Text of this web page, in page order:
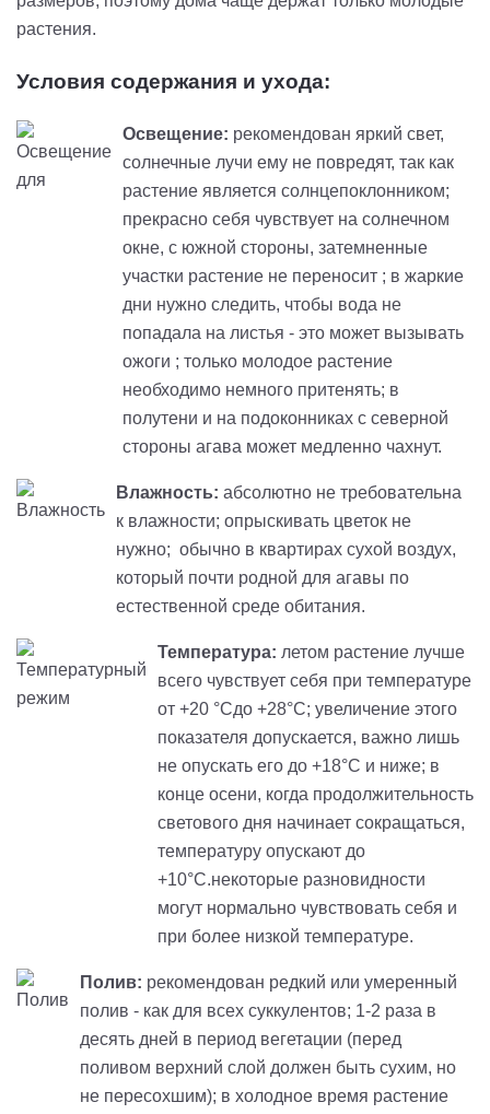
растения.
Условия содержания и ухода:
Освещение: рекомендован яркий свет,
солнечные лучи ему не повредят, так как
растение является солнцепоклонником;
прекрасно себя чувствует на солнечном
окне, с южной стороны, затемненные
участки растение не переносит ; в жаркие
дни нужно следить, чтобы вода не
попадала на листья - это может вызывать
ожоги ; только молодое растение
необходимо немного притенять; в
полутени и на подоконниках с северной
стороны агава может медленно чахнут.
Влажность: абсолютно не требовательна
к влажности; опрыскивать цветок не
нужно; обычно в квартирах сухой воздух,
который почти родной для агавы по
естественной среде обитания.
Температура: летом растение лучше
всего чувствует себя при температуре
от +20 °Cдо +28°C; увеличение этого
показателя допускается, важно лишь
не опускать его до +18°C и ниже; в
конце осени, когда продолжительность
светового дня начинает сокращаться,
температуру опускают до
+10°C.некоторые разновидности
могут нормально чувствовать себя и
при более низкой температуре.
Полив: рекомендован редкий или умеренный
полив - как для всех суккулентов; 1-2 раза в
десять дней в период вегетации (перед
поливом верхний слой должен быть сухим, но
не пересохшим); в холодное время растение